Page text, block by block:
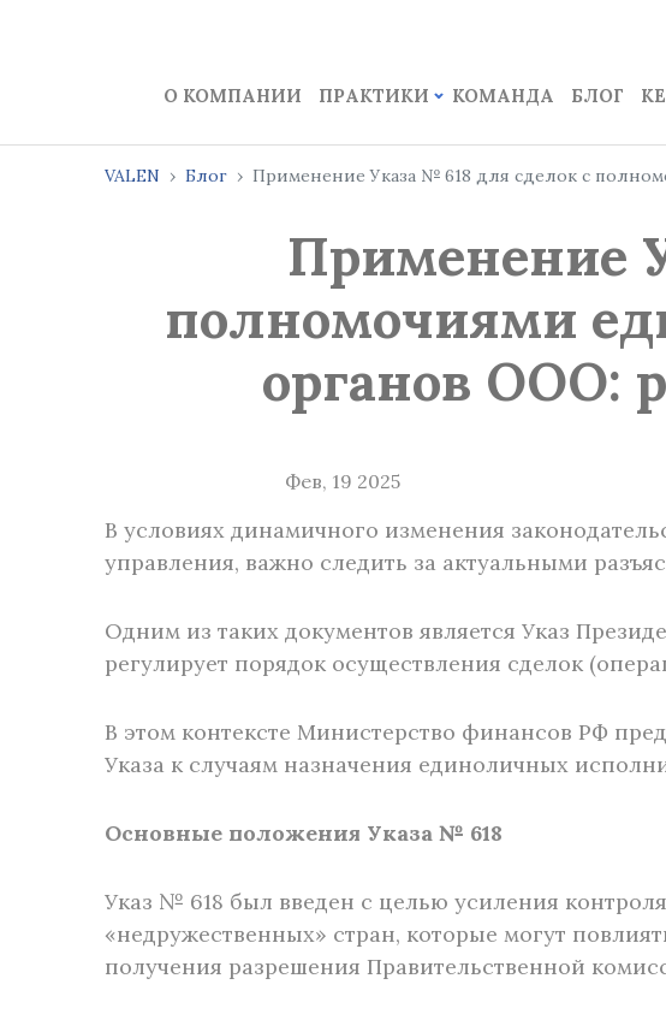
О КОМПАНИИ ПРАКТИКИ КОМАНДА БЛОГ
VALEN Блог Применение Указа № 618 для сделок с
Применение
полномочиями
органов ООО:
Фев, 19 2025
В условиях динамичного изменения
управления, важно следить за актуальными
Одним из таких документов является Указ
регулирует порядок осуществления сделок
В этом контексте Министерство финансов РФ
Указа к случаям назначения единоличных
Основные положения Указа № 618
Указ № 618 был введен с целью усиления
«недружественных» стран, которые могут
получения разрешения Правительственной